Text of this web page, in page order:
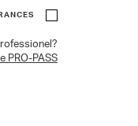
PRO-PASS